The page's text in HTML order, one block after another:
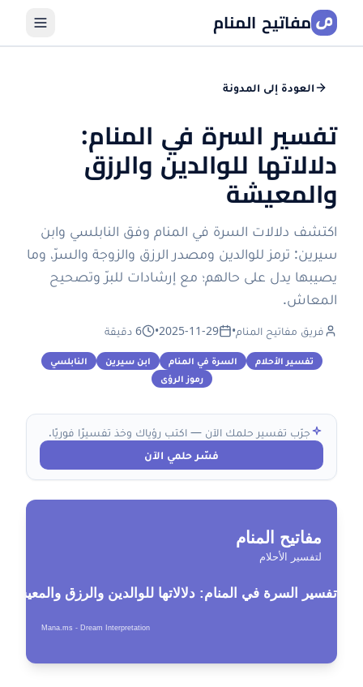
مفاتيح المنام
العودة إلى المدونة
تفسير السرة في المنام:
دلالاتها للوالدين والرزق
والمعيشة
اكتشف دلالات السرة في المنام وفق النابلسي وابن
سيرين: ترمز للوالدين ومصدر الرزق والزوجة والسرّ، وما
يصيبها يدل على حالهم؛ مع إرشادات للبرّ وتصحيح
المعاش.
فريق مفاتيح المنام•
2025-11-29
• 6 دقيقة
تفسير الأحلام السرة في المنام ابن سيرين
النابلسي
رموز الرؤى
جرّب تفسير حلمك الآن — اكتب رؤياك وخذ تفسيرًا فوريًا.
فسّر حلمي الآن